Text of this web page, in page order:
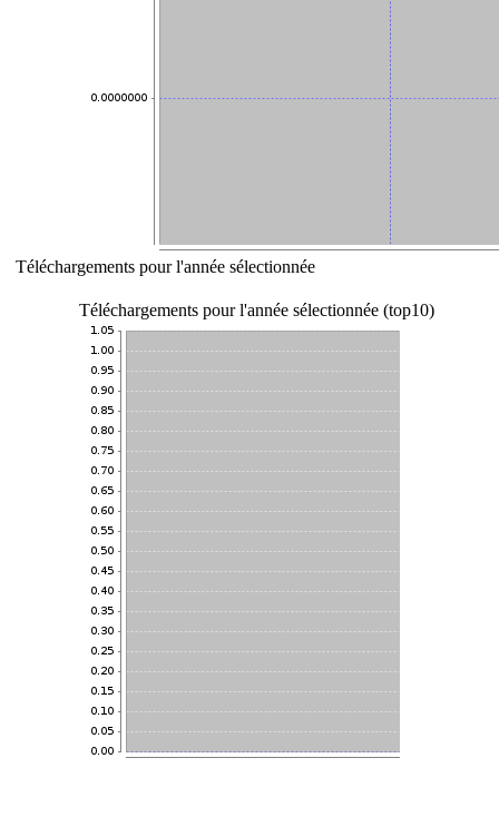
Téléchargements pour l'année sélectionnée
Téléchargements pour l'année sélectionnée (top10)